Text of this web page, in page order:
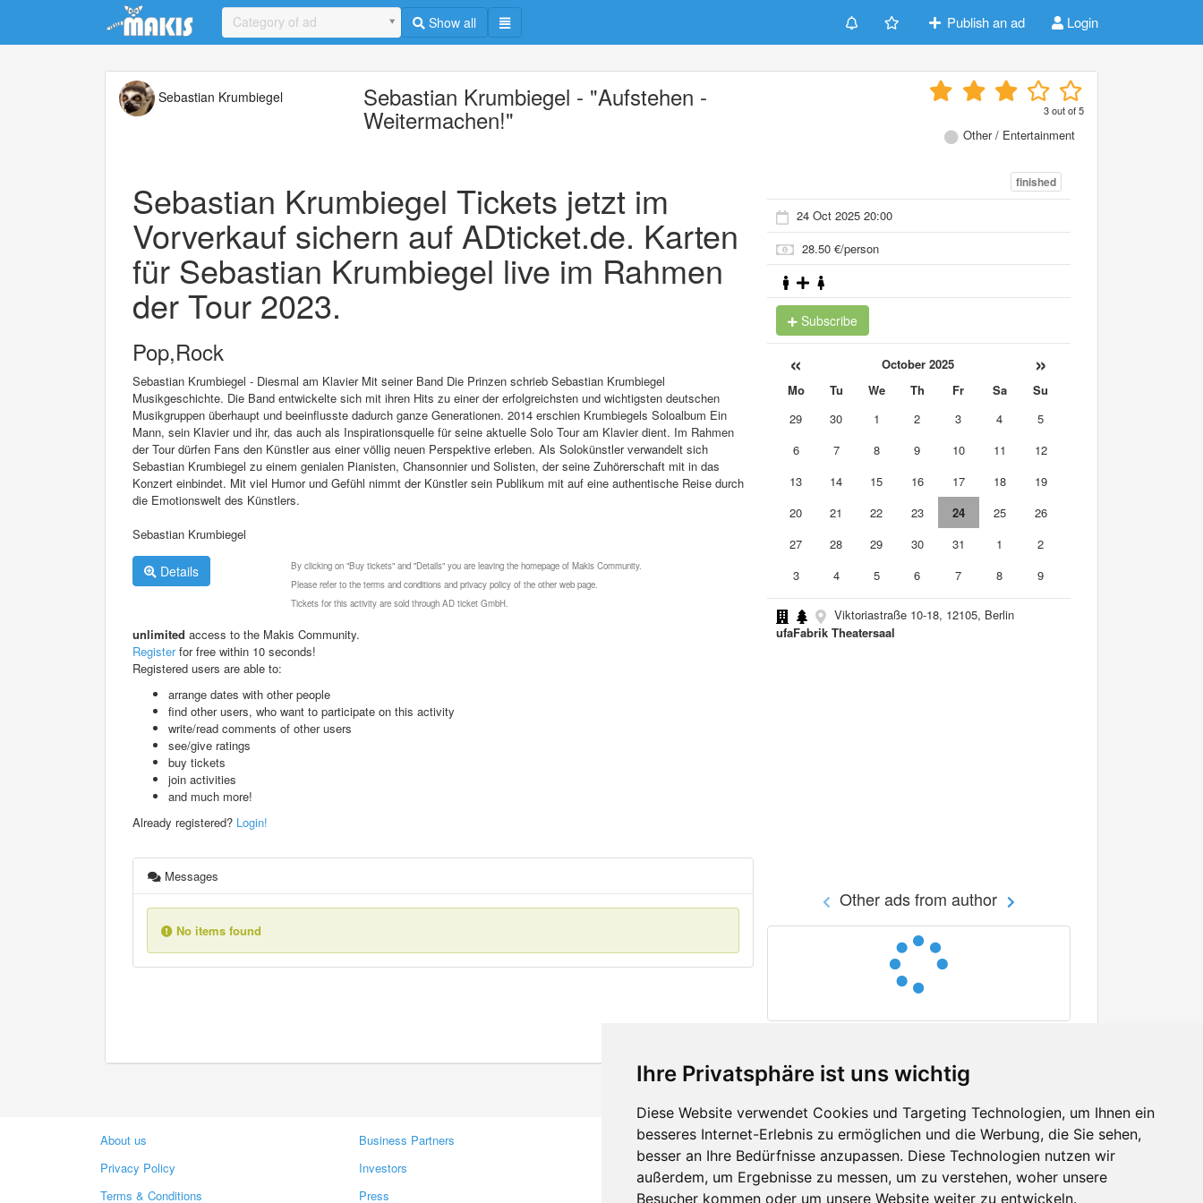
Ihre Privatsphäre ist uns wichtig
Diese Website verwendet Cookies und Targeting Technologien, um Ihnen ein
besseres Internet-Erlebnis zu ermöglichen und die Werbung, die Sie sehen,
besser an Ihre Bedürfnisse anzupassen. Diese Technologien nutzen wir
außerdem, um Ergebnisse zu messen, um zu verstehen, woher unsere
Besucher kommen oder um unsere Website weiter zu entwickeln.
Update cookies preferences
Category of ad Show all Publish an ad Login
Sebastian Krumbiegel Sebastian Krumbiegel - "Aufstehen -
Weitermachen!" 3out of5
Other / Entertainment
Sebastian Krumbiegel Tickets jetzt im
Vorverkauf sichern auf ADticket.de. Karten
für Sebastian Krumbiegel live im Rahmen
der Tour 2023.
Pop,Rock
Sebastian Krumbiegel - Diesmal am Klavier Mit seiner Band Die Prinzen schrieb Sebastian Krumbiegel
Musikgeschichte. Die Band entwickelte sich mit ihren Hits zu einer der erfolgreichsten und wichtigsten deutschen
Musikgruppen überhaupt und beeinflusste dadurch ganze Generationen. 2014 erschien Krumbiegels Soloalbum Ein
Mann, sein Klavier und ihr, das auch als Inspirationsquelle für seine aktuelle Solo Tour am Klavier dient. Im Rahmen
der Tour dürfen Fans den Künstler aus einer völlig neuen Perspektive erleben. Als Solokünstler verwandelt sich
Sebastian Krumbiegel zu einem genialen Pianisten, Chansonnier und Solisten, der seine Zuhörerschaft mit in das
Konzert einbindet. Mit viel Humor und Gefühl nimmt der Künstler sein Publikum mit auf eine authentische Reise durch
die Emotionswelt des Künstlers.
Sebastian Krumbiegel
Details
By clicking on "Buy tickets" and "Details" you are leaving the homepage of Makis Community.
Please refer to the terms and conditions and privacy policy of the other web page.
Tickets for this activity are sold through AD ticket GmbH.
unlimited access to the Makis Community.
Registerfor free within 10 seconds!
Registered users are able to:
arrange dates with other people
find other users, who want to participate on this activity
write/read comments of other users
see/give ratings
buy tickets
join activities
and much more!
Already registered? Login!
Messages
No items found
finished
24 Oct 2025 20:00
28.50 €/person
Subscribe
« October 2025 »
Mo Tu We Th Fr Sa
Su
29
30 1 2 3 4
5
6
7 8 9 10 11
12
13
14 15 16 17 18
19
20
21 22 23 24 25
26
27
28 29 30 31 1
2
3
4 5 6 7 8 9
Viktoriastraße 10-18, 12105, Berlin
ufaFabrik Theatersaal
Other ads from author
About us
Privacy Policy
Terms & Conditions
Business Partners
Investors
Press
Contacts
Feedback
Report A Bug
Facebook
Twitter
YouTube